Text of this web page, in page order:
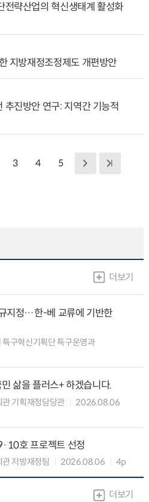
전략산업의 혁신생태계 활성화
지방재정조정제도 개편방안
추진방안 연구: 지역간 기능적
3 4 5
더보기
지정…한-베 교류에 기반한
구혁신기획단 특구운영과
삶을 플러스+ 하겠습니다.
기획재정담당관
2026.08.06
호 프로젝트 선정
지방재정팀 2026.08.06 4p
더보기